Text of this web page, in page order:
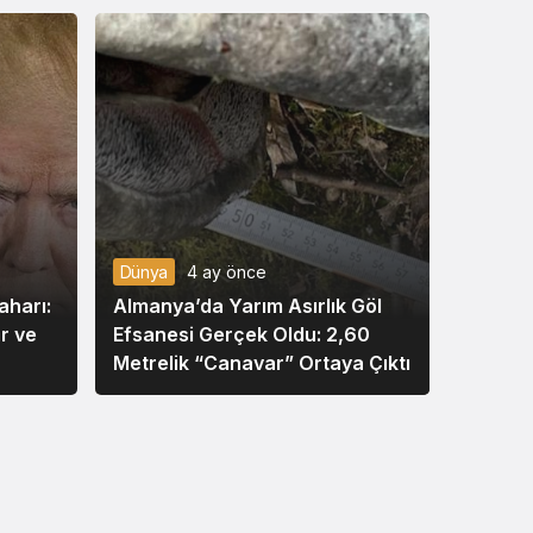
in
www/vhosts/haberhane.com/httpdocs/wp-
content/themes/kanews/sidebar-xpage.php
on line 100
Warning
: Undefined property:
in
www/vhosts/haberhane.com/httpdocs/wp-
themes/kanews/sidebar-xpage.php
on line
Warning
: Undefined property: stdClass::$id in
www/vhosts/haberhane.com/httpdocs/wp-
themes/kanews/sidebar-xpage.php
Deprecated
Passing null to parameter #1
ve
Dünya 4 ay önce
Almanya’da Yarım Asırlık Göl
Efsanesi Gerçek Oldu: 2,60
Metrelik “Canavar” Ortaya Çıktı